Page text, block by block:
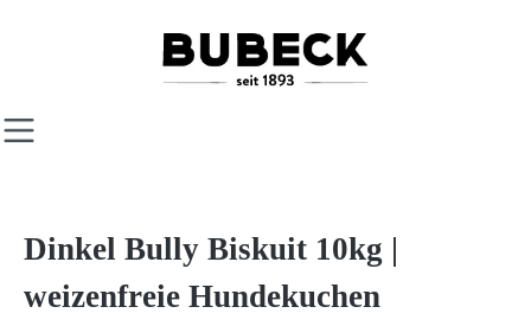
Zum Hauptinhalt springen
Dinkel Bully Biskuit 10kg |
weizenfreie Hundekuchen